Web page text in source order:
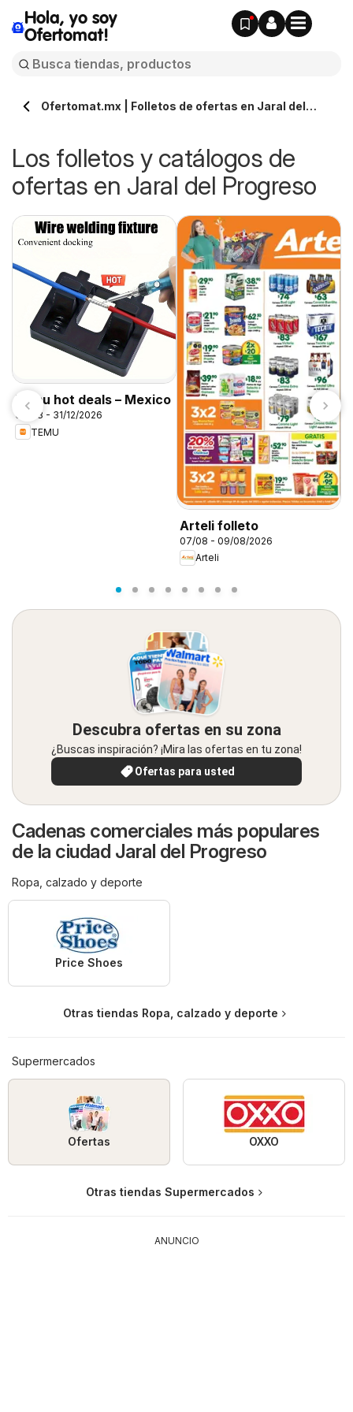
Hola, yo soy
Ofertomat!
Ofertomat.mx | Folletos de ofertas en Jaral del
Los folletos y catálogos de
ofertas en Jaral del Progreso
Temu hot deals – Mexico
07/08 - 31/12/2026
TEMU
Arteli folleto
07/08 - 09/08/2026
Arteli
Descubra ofertas en su zona
¿Buscas inspiración? ¡Mira las ofertas en tu zona!
Ofertas para usted
Cadenas comerciales más populares
de la ciudad Jaral del Progreso
Ropa, calzado y deporte
Price Shoes
Otras tiendas Ropa, calzado y deporte
Supermercados
Ofertas OXXO
Otras tiendas Supermercados
ANUNCIO